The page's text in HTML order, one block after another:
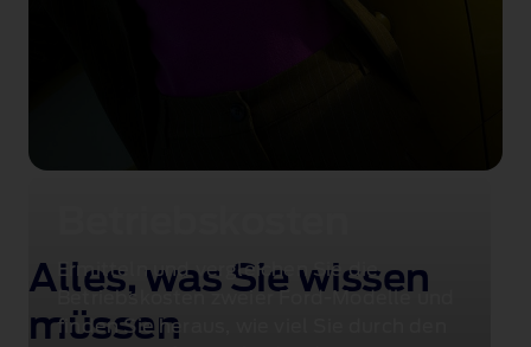
Ermitteln und vergleichen Sie die
Betriebskosten zweier Ford‑Modelle und
finden Sie heraus, wie viel Sie durch den
Alles, was Sie wissen
müssen